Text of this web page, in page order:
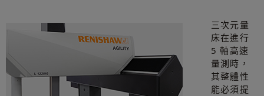
三次元量
床在進行
5 軸高速
量測時，
其整體性
能必須提